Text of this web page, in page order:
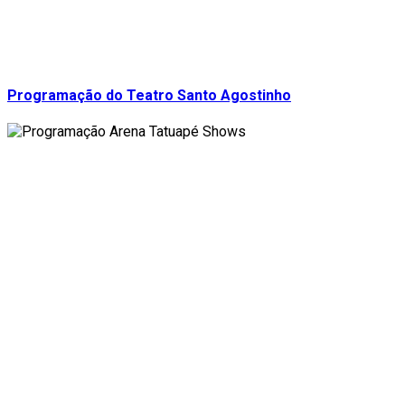
Programação do Teatro Santo Agostinho